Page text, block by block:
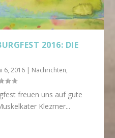
2016: DIE K
6, 2016 | Nachrichten,
freuen uns auf gute
Klezmer...